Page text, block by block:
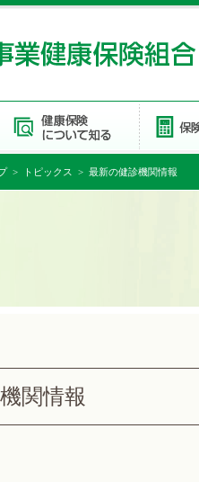
> トピックス > 最新の健診機関情報
関情報